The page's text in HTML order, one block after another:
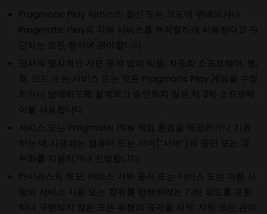
Pragmatic Play 서비스의 정신 또는 의도에 위배되거나
Pragmatic Play의 지원 서비스를 부적절하게 사용한다고 판
단되는 모든 행위에 관여합니다.
당사의 명시적인 서면 동의 없이 악용, 자동화 소프트웨어, 봇,
핵, 모드 또는 서비스 또는 모든 Pragmatic Play 게임을 수정
하거나 방해하도록 설계되고 승인되지 않은 제 3자 소프트웨
어를 사용합니다.
서비스 또는 Pragmatic Play 게임 환경을 제공하거나 지원
하는 데 사용되는 컴퓨터 또는 서버(“서버”)의 중단 또는 과
부하를 지원하거나 진행합니다.
바이러스의 배포, 서비스 거부 공격 또는 서비스 또는 다른 사
람의 서비스 사용 또는 향유를 방해하려는 기타 의도를 포함
하나 국한되지 않은 모든 유형의 공격을 시작, 지원 또는 관여